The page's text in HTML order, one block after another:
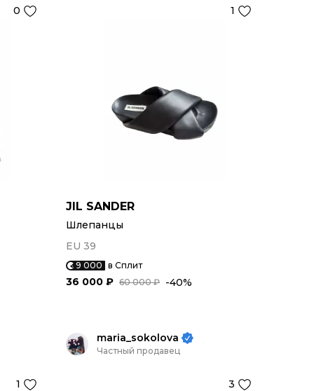
0 1
JIL SANDER
Шлепанцы
EU 39
9 000 в Сплит
60 000 ₽
36 000 ₽ -40%
1
maria_sokolova
Частный продавец
3